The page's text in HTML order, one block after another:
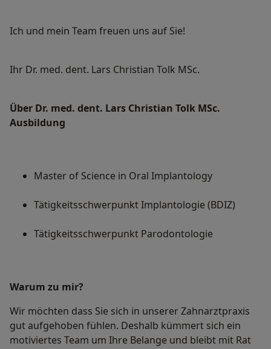
Ich und mein Team freuen uns auf Sie!
Ihr Dr. med. dent. Lars Christian Tolk MSc.
Über Dr. med. dent. Lars Christian Tolk MSc.
Ausbildung
Master of Science in Oral Implantology
Tätigkeitsschwerpunkt Implantologie (BDIZ)
Tätigkeitsschwerpunkt Parodontologie
Warum zu mir?
Wir möchten dass Sie sich in unserer Zahnarztpraxis
gut aufgehoben fühlen. Deshalb kümmert sich ein
motiviertes Team um Ihre Belange und bleibt mit Rat